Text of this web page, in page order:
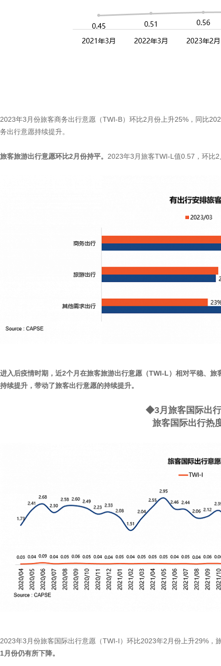
2023年3月份旅客商务出行意愿（TWI-B）环比2月份上升25%，同比
务出行意愿持续提升。
旅客旅游出行意愿环比2月份持平。 2023年3月旅客TWI-L值0.57，环比
进入后疫情时期，近2个月在旅客旅游出行意愿（TWI-L）相对平稳、旅
持续提升，带动了旅客出行意愿的持续提升。
◆3月旅客国际出
旅客国际出行热
2023年3月份旅客国际出行意愿（TWI-I）环比2023年2月份上升29%，
1月份仍有所下降。